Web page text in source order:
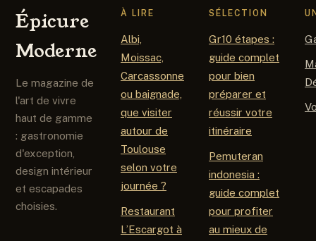
Épicure
Moderne
Le magazine de
l'art de vivre
haut de gamme
: gastronomie
d'exception,
design intérieur
et escapades
choisies.
À LIRE
Albi,
Moissac,
Carcassonne
ou baignade,
que visiter
autour de
Toulouse
selon votre
journée ?
Restaurant
L’Escargot à
SÉLECTION
Gr10 étapes :
guide complet
pour bien
préparer et
réussir votre
itinéraire
Pemuteran
indonesia :
guide complet
pour profiter
au mieux de